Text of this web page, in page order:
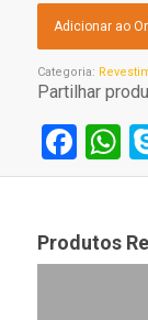
Adicionar ao
Categoria:
Partilhar
Produtos